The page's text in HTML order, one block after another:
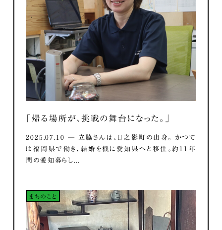
「帰る場所が、挑戦の舞台になった。」
2025.07.10 ― 立脇さんは、日之影町の出身。 かつて
は福岡県で働き、結婚を機に愛知県へと移住。約11年
間の愛知暮らし...
まちのこと